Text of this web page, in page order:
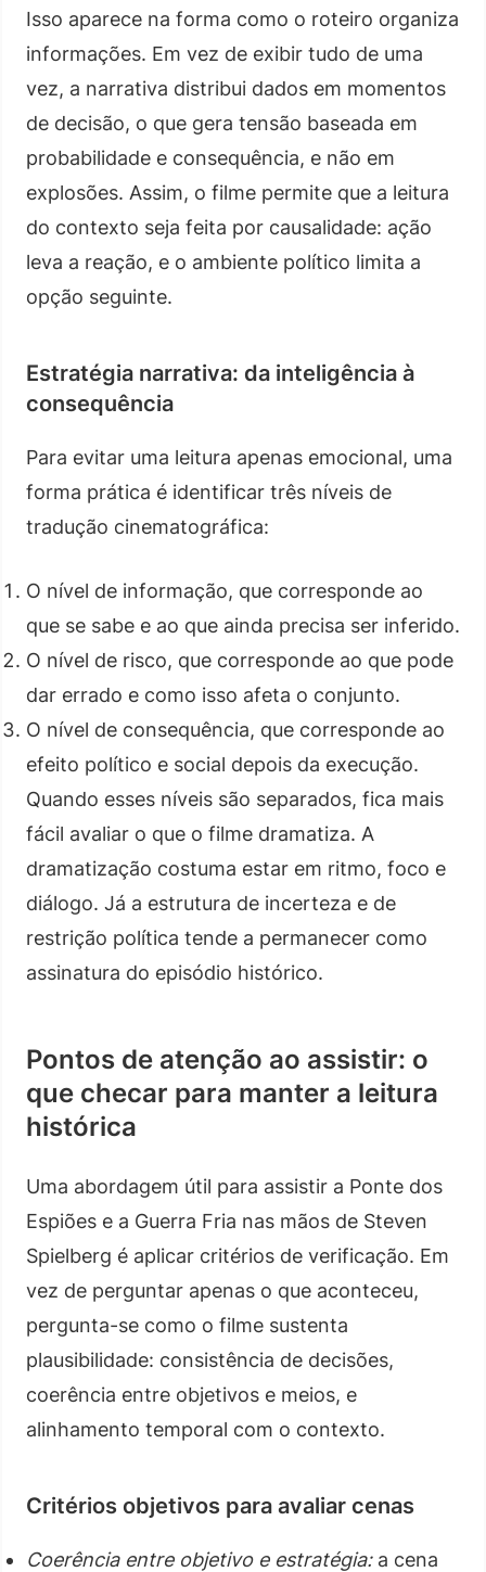
Isso aparece na forma como o roteiro organiza
informações. Em vez de exibir tudo de uma
vez, a narrativa distribui dados em momentos
de decisão, o que gera tensão baseada em
probabilidade e consequência, e não em
explosões. Assim, o filme permite que a leitura
do contexto seja feita por causalidade: ação
leva a reação, e o ambiente político limita a
opção seguinte.
Estratégia narrativa: da inteligência à
consequência
Para evitar uma leitura apenas emocional, uma
forma prática é identificar três níveis de
tradução cinematográfica:
O nível de informação, que corresponde ao
que se sabe e ao que ainda precisa ser inferido.
O nível de risco, que corresponde ao que pode
dar errado e como isso afeta o conjunto.
O nível de consequência, que corresponde ao
efeito político e social depois da execução.
Quando esses níveis são separados, fica mais
fácil avaliar o que o filme dramatiza. A
dramatização costuma estar em ritmo, foco e
diálogo. Já a estrutura de incerteza e de
restrição política tende a permanecer como
assinatura do episódio histórico.
Pontos de atenção ao assistir: o
que checar para manter a leitura
histórica
Uma abordagem útil para assistir a Ponte dos
Espiões e a Guerra Fria nas mãos de Steven
Spielberg é aplicar critérios de verificação. Em
vez de perguntar apenas o que aconteceu,
pergunta-se como o filme sustenta
plausibilidade: consistência de decisões,
coerência entre objetivos e meios, e
alinhamento temporal com o contexto.
Critérios objetivos para avaliar cenas
Coerência entre objetivo e estratégia:a cena